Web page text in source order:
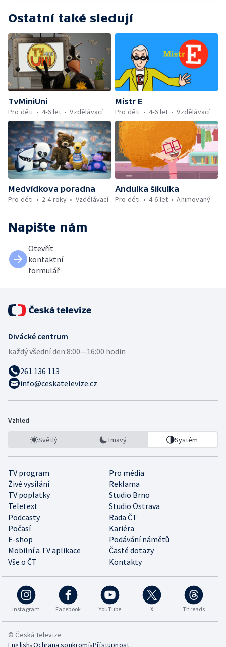
Ostatní také sledují
TvMiniUni
Pro děti
4-6 let Vzdělávací
Mistr E
Pro děti
4-6 let Vzdělávací
Medvídkova poradna
Pro děti
2-4 roky Vzdělávací
Andulka šikulka
Pro děti
4-6 let Animovaný
Napište nám
Otevřít
kontaktní
formulář
Divácké centrum
každý všední den:8:00—16:00 hodin
261 136 113
info@ceskatelevize.cz
Vzhled
Světlý Tmavý Systém
TV program
Pro média
Živé vysílání
Reklama
TV poplatky
Studio Brno
Teletext
Studio Ostrava
Podcasty
Rada ČT
Počasí
Kariéra
E-shop
Podávání námětů
Mobilní a TV aplikace
Časté dotazy
Vše o ČT
Kontakty
Instagram Facebook YouTube X Threads
© Česká televize
English•Ochrana soukromí•Přístupnost